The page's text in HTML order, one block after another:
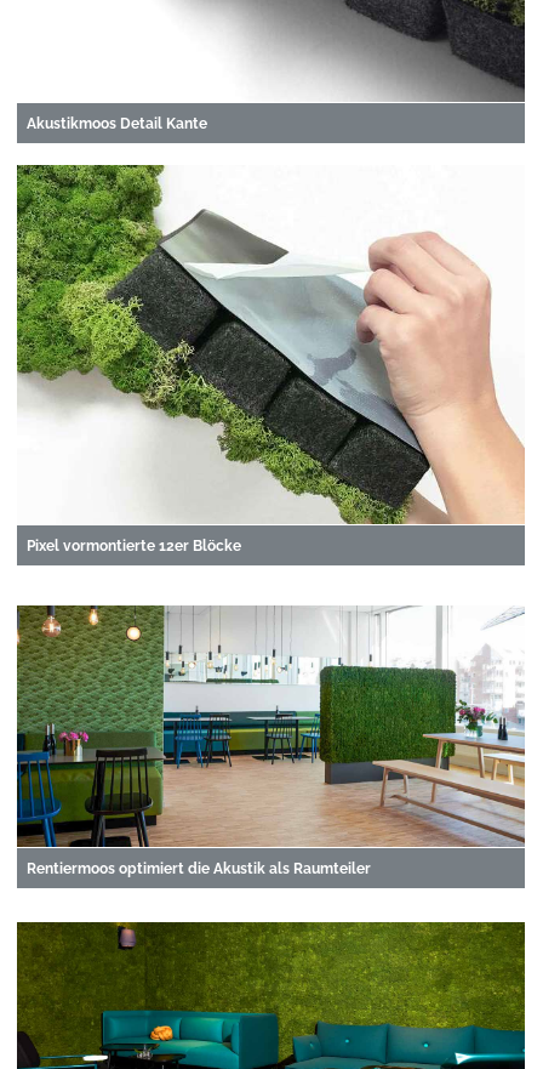
Akustikmoos Detail Kante
Pixel vormontierte 12er Blöcke
Rentiermoos optimiert die Akustik als Raumteiler